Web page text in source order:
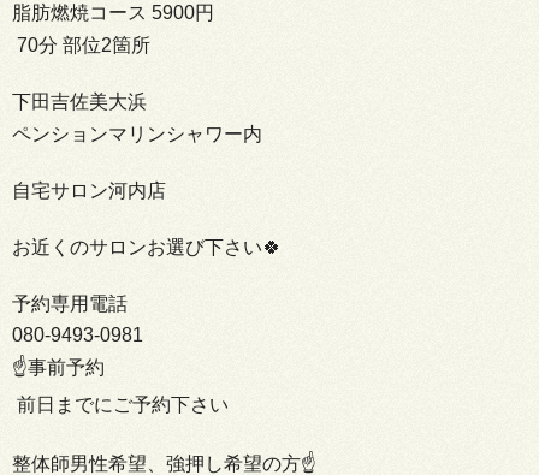
脂肪燃焼コース 5900円
70分 部位2箇所
下田吉佐美大浜
ペンションマリンシャワー内
自宅サロン河内店
お近くのサロンお選び下さい🍀
予約専用電話
080-9493-0981
☝️事前予約
前日までにご予約下さい
整体師男性希望、強押し希望の方☝️